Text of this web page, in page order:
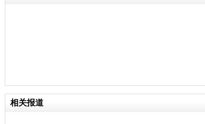
相关报道